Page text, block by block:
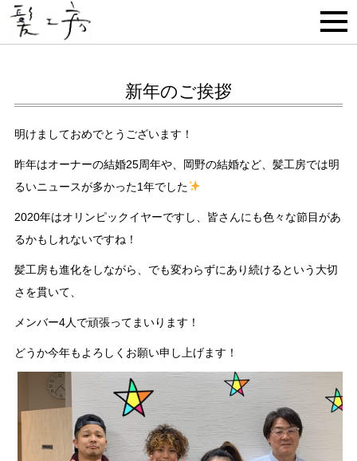
新年のご挨拶
明けましておめでとうございます！
昨年はオーナーの結婚25周年や、岡野の結婚など、髪工房では明
るいニュースが多かった1年でした
2020年はオリンピックイヤーですし、皆さんにも色々な節目があ
るかもしれないですね！
髪工房も進化をしながら、でも変わらずにあり続けるという大切
さを貫いて、
メンバー4人で頑張ってまいります！
どうか今年もよろしくお願い申し上げます！